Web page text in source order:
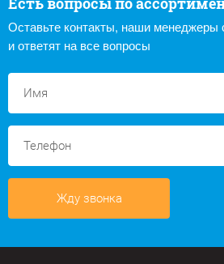
Оставьте контакты, наши менеджеры
и ответят на все вопросы
Жду звонка